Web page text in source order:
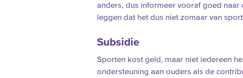
anders, dus informeer vooraf goed
leggen dat het dus niet zomaar van
Subsidie
Sporten kost geld, maar niet iedereen
ondersteuning aan ouders als de